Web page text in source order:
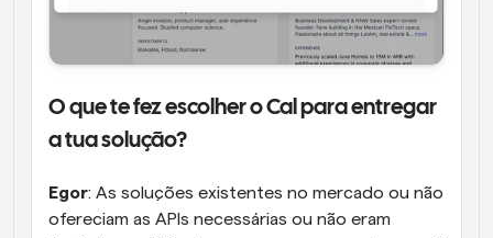
O que te fez escolher o Cal para entregar
a tua solução?
Egor: As soluções existentes no mercado ou não
ofereciam as APIs necessárias ou não eram